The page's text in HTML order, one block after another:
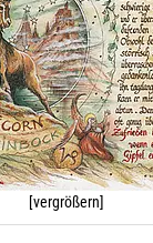
[vergrößern]